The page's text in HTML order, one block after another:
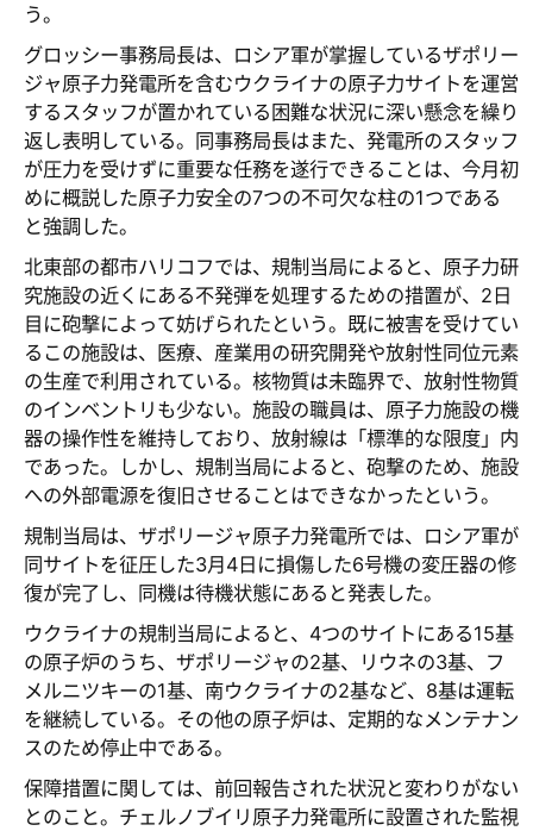
う。
グロッシー事務局長は、ロシア軍が掌握しているザポリー
ジャ原子力発電所を含むウクライナの原子力サイトを運営
するスタッフが置かれている困難な状況に深い懸念を繰り
返し表明している。同事務局長はまた、発電所のスタッフ
が圧力を受けずに重要な任務を遂行できることは、今月初
めに概説した原子力安全の7つの不可欠な柱の1つである
と強調した。
北東部の都市ハリコフでは、規制当局によると、原子力研
究施設の近くにある不発弾を処理するための措置が、2日
目に砲撃によって妨げられたという。既に被害を受けてい
るこの施設は、医療、産業用の研究開発や放射性同位元素
の生産で利用されている。核物質は未臨界で、放射性物質
のインベントリも少ない。施設の職員は、原子力施設の機
器の操作性を維持しており、放射線は「標準的な限度」内
であった。しかし、規制当局によると、砲撃のため、施設
への外部電源を復旧させることはできなかったという。
規制当局は、ザポリージャ原子力発電所では、ロシア軍が
同サイトを征圧した3月4日に損傷した6号機の変圧器の修
復が完了し、同機は待機状態にあると発表した。
ウクライナの規制当局によると、4つのサイトにある15基
の原子炉のうち、ザポリージャの2基、リウネの3基、フ
メルニツキーの1基、南ウクライナの2基など、8基は運転
を継続している。その他の原子炉は、定期的なメンテナン
スのため停止中である。
保障措置に関しては、前回報告された状況と変わりがない
とのこと。チェルノブイリ原子力発電所に設置された監視